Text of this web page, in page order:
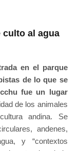
culto al agua
en el parque
de lo que se
fue un lugar
de los animales
andina. Se
andenes,
y “contextos